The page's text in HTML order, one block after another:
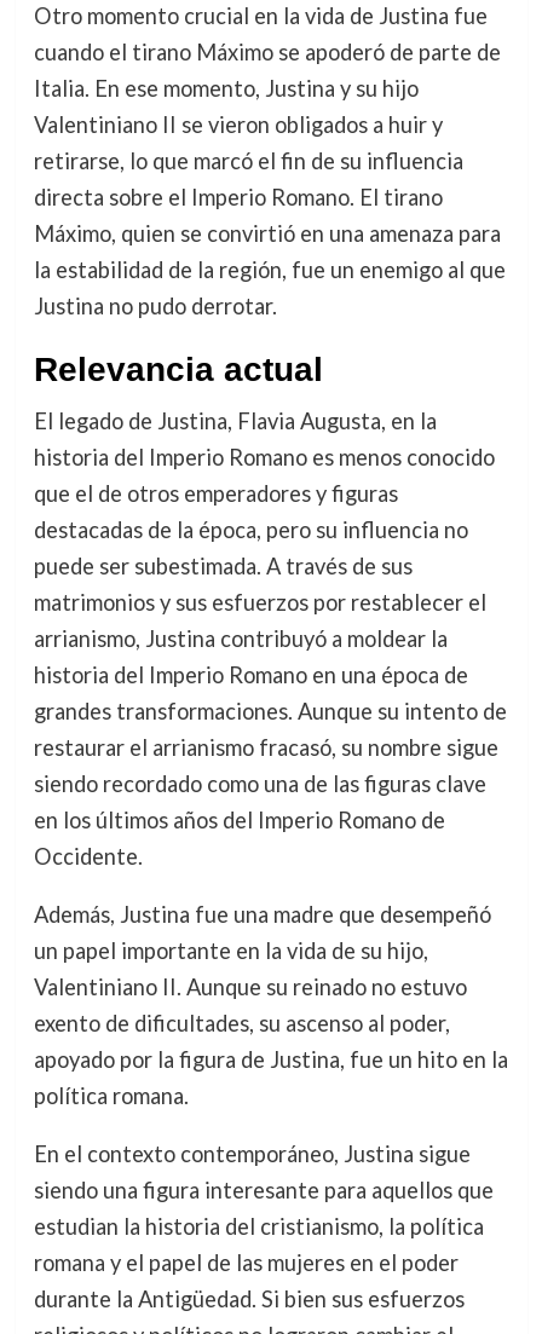
Otro momento crucial en la vida de Justina fue
cuando el tirano Máximo se apoderó de parte de
Italia. En ese momento, Justina y su hijo
Valentiniano II se vieron obligados a huir y
retirarse, lo que marcó el fin de su influencia
directa sobre el Imperio Romano. El tirano
Máximo, quien se convirtió en una amenaza para
la estabilidad de la región, fue un enemigo al que
Justina no pudo derrotar.
Relevancia actual
El legado de Justina, Flavia Augusta, en la
historia del Imperio Romano es menos conocido
que el de otros emperadores y figuras
destacadas de la época, pero su influencia no
puede ser subestimada. A través de sus
matrimonios y sus esfuerzos por restablecer el
arrianismo, Justina contribuyó a moldear la
historia del Imperio Romano en una época de
grandes transformaciones. Aunque su intento de
restaurar el arrianismo fracasó, su nombre sigue
siendo recordado como una de las figuras clave
en los últimos años del Imperio Romano de
Occidente.
Además, Justina fue una madre que desempeñó
un papel importante en la vida de su hijo,
Valentiniano II. Aunque su reinado no estuvo
exento de dificultades, su ascenso al poder,
apoyado por la figura de Justina, fue un hito en la
política romana.
En el contexto contemporáneo, Justina sigue
siendo una figura interesante para aquellos que
estudian la historia del cristianismo, la política
romana y el papel de las mujeres en el poder
durante la Antigüedad. Si bien sus esfuerzos